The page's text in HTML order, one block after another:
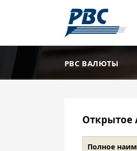
РВС ВАЛЮТЫ
Открытое
Полное